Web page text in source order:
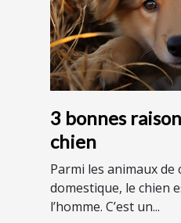
3 bonnes
chien
Parmi les animaux de
domestique, le chien
l’homme. C’est un...